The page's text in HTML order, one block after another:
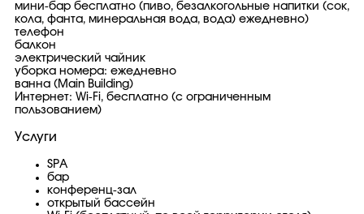
мини-бар бесплатно (пиво, безалкогольные напитки (сок,
кола, фанта, минеральная вода, вода) ежедневно)
телефон
балкон
электрический чайник
уборка номера: ежедневно
ванна (Main Building)
Интернет: Wi-Fi, бесплатно (с ограниченным
пользованием)
Услуги
SPA
бар
конференц-зал
открытый бассейн